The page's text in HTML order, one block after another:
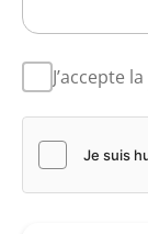
J’accepte la